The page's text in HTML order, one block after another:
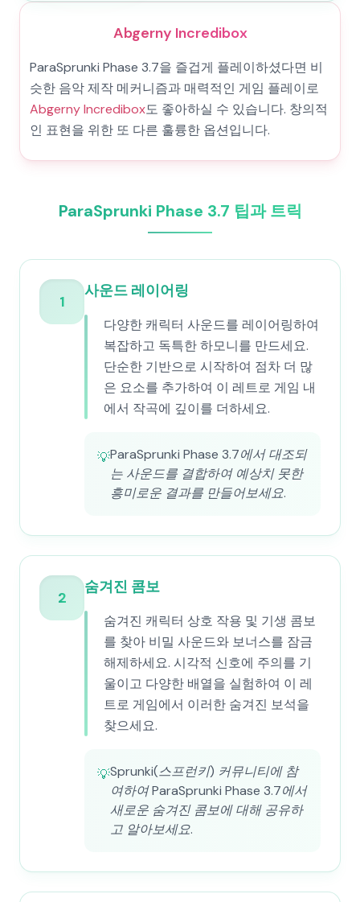
Abgerny Incredibox
ParaSprunki Phase 3.7을 즐겁게 플레이하셨다면 비
슷한 음악 제작 메커니즘과 매력적인 게임 플레이로
Abgerny Incredibox도 좋아하실 수 있습니다. 창의적
인 표현을 위한 또 다른 훌륭한 옵션입니다.
ParaSprunki Phase 3.7 팁과 트릭
1
사운드 레이어링
다양한 캐릭터 사운드를 레이어링하여
복잡하고 독특한 하모니를 만드세요.
단순한 기반으로 시작하여 점차 더 많
은 요소를 추가하여 이 레트로 게임 내
에서 작곡에 깊이를 더하세요.
💡ParaSprunki Phase 3.7에서 대조되
는 사운드를 결합하여 예상치 못한
흥미로운 결과를 만들어보세요.
2
숨겨진 콤보
숨겨진 캐릭터 상호 작용 및 기생 콤보
를 찾아 비밀 사운드와 보너스를 잠금
해제하세요. 시각적 신호에 주의를 기
울이고 다양한 배열을 실험하여 이 레
트로 게임에서 이러한 숨겨진 보석을
찾으세요.
💡Sprunki(스프런키) 커뮤니티에 참
여하여 ParaSprunki Phase 3.7에서
새로운 숨겨진 콤보에 대해 공유하
고 알아보세요.